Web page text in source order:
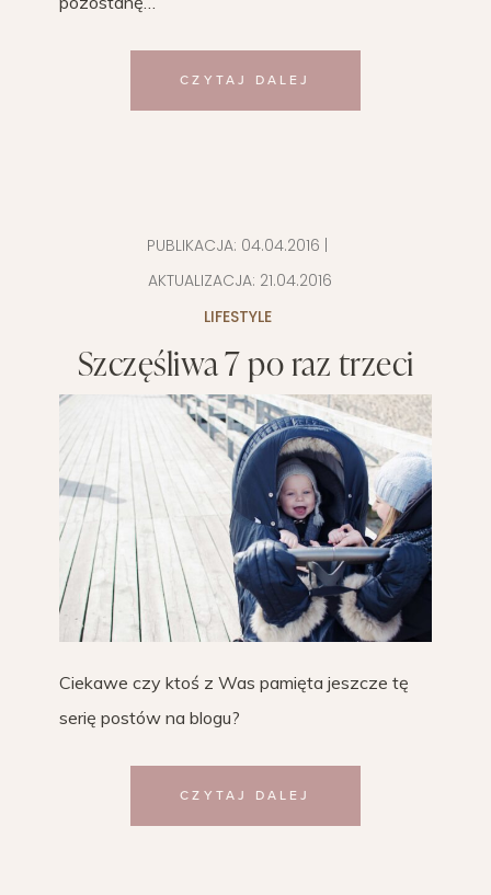
CZYTAJ DALEJ
PUBLIKACJA: 04.04.2016 |
AKTUALIZACJA: 21.04.2016
LIFESTYLE
Szczęśliwa 7 po raz trzeci
Ciekawe czy ktoś z Was pamięta jeszcze tę
serię postów na blogu?
CZYTAJ DALEJ